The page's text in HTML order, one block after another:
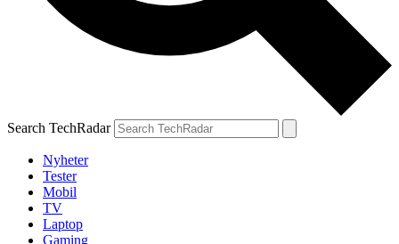
Search TechRadar
Nyheter
Tester
Mobil
TV
Laptop
Gaming